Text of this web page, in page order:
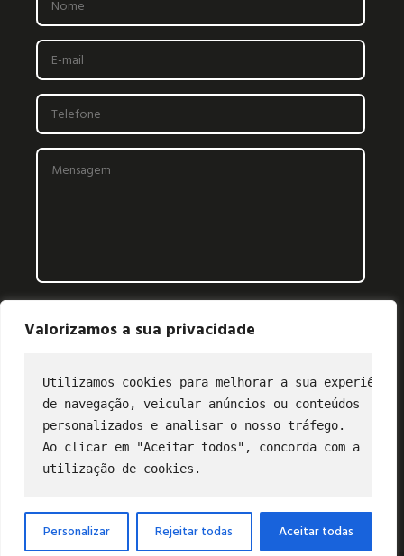
Valorizamos a sua privacidade
Utilizamos cookies para melhorar a sua experiência
de navegação, veicular anúncios ou conteúdos
personalizados e analisar o nosso tráfego.
Ao clicar em "Aceitar todos", concorda com a
utilização de cookies.
Personalizar Rejeitar todas Aceitar todas
CONTATO
(11) 2849-3202
profibus@profibus.org.br